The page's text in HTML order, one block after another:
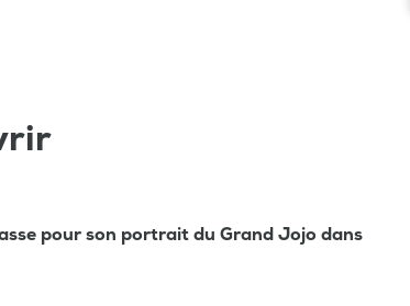
pour son portrait du Grand Jojo dans